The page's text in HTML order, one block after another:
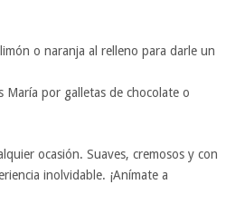
o naranja al relleno para darle un
María por galletas de chocolate o
ocasión. Suaves, cremosos y con
inolvidable. ¡Anímate a